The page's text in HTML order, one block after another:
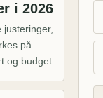
i 2026
justeringer,
på
og budget.